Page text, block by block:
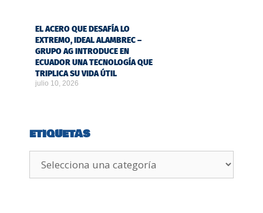
EL ACERO QUE DESAFÍA LO
EXTREMO, IDEAL ALAMBREC –
GRUPO AG INTRODUCE EN
ECUADOR UNA TECNOLOGÍA QUE
TRIPLICA SU VIDA ÚTIL
julio 10, 2026
ETIQUETAS